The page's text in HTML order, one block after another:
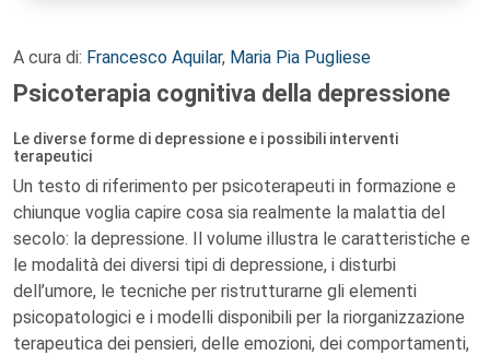
A cura di: Francesco Aquilar, Maria Pia Pugliese
Psicoterapia cognitiva della depressione
Le diverse forme di depressione e i possibili interventi
terapeutici
Un testo di riferimento per psicoterapeuti in formazione e
chiunque voglia capire cosa sia realmente la malattia del
secolo: la depressione. Il volume illustra le caratteristiche e
le modalità dei diversi tipi di depressione, i disturbi
dell’umore, le tecniche per ristrutturarne gli elementi
psicopatologici e i modelli disponibili per la riorganizzazione
terapeutica dei pensieri, delle emozioni, dei comportamenti,